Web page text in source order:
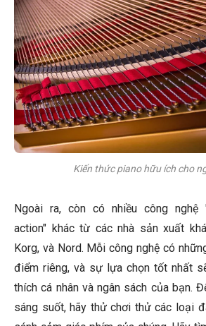
Kiến thức piano hữu ích cho
Ngoài ra, còn có nhiều công nghệ
action" khác từ các nhà sản xuất
Korg, và Nord. Mỗi công nghệ có
điểm riêng, và sự lựa chọn tốt nhất
thích cá nhân và ngân sách của bạn.
sáng suốt, hãy thử chơi thử các loại